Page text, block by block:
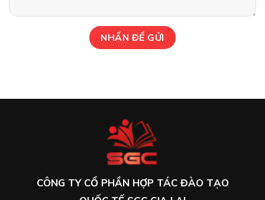
CÔNG TY CỔ PHẦN HỢP TÁC ĐÀO TẠO